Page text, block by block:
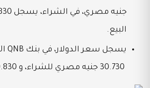
جنيه مصري، في الشراء، يسجل
البيع.
يسجل سعر الدولار، في بنك QNB الأهلي اليوم،
30.830 جنيه